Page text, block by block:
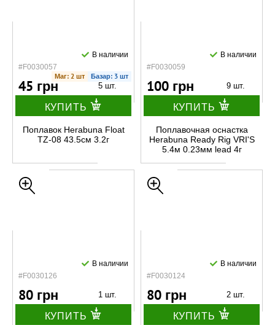
#F0030057
В наличии
Маг: 2 шт Базар: 3 шт
45 грн 5 шт.
КУПИТЬ
Поплавок Herabuna Float
TZ-08 43.5см 3.2г
#F0030059
В наличии
100 грн 9 шт.
КУПИТЬ
Поплавочная оснастка
Herabuna Ready Rig VRI'S
5.4м 0.23мм lead 4г
#F0030126
В наличии
80 грн 1 шт.
КУПИТЬ
#F0030124
В наличии
80 грн 2 шт.
КУПИТЬ